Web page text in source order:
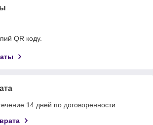
QR коду.
14 дней по договоренности